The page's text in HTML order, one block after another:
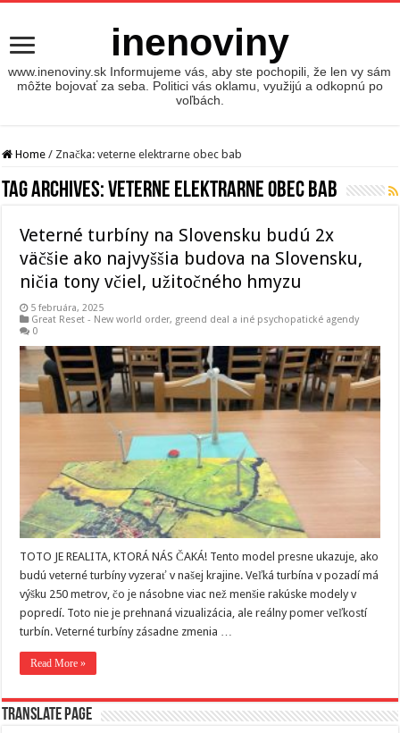
inenoviny
www.inenoviny.sk Informujeme vás, aby ste pochopili, že len vy sám
môžte bojovať za seba. Politici vás oklamu, využijú a odkopnú po
voľbách.
Home / Značka:veterne elektrarne obec bab
Tag Archives:veterne elektrarne obec bab
Veterné turbíny na Slovensku budú 2x
väčšie ako najvyššia budova na Slovensku,
ničia tony včiel, užitočného hmyzu
5 februára, 2025
Great Reset - New world order, greend deal a iné psychopatické agendy
0
TOTO JE REALITA, KTORÁ NÁS ČAKÁ! Tento model presne ukazuje, ako
budú veterné turbíny vyzerať v našej krajine. Veľká turbína v pozadí má
výšku 250 metrov, čo je násobne viac než menšie rakúske modely v
popredí. Toto nie je prehnaná vizualizácia, ale reálny pomer veľkostí
turbín. Veterné turbíny zásadne zmenia …
Read More »
Translate page